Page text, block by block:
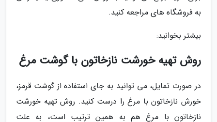
به فروشگاه های مراجعه کنید.
بیشتر بخوانید:
روش تهیه خورشت نازخاتون با گوشت مرغ
در صورت تمایل، می توانید به جای استفاده از گوشت قرمز،
خورش نازخاتون با مرغ را درست کنید. روش تهیه خورشت
نازخاتون با مرغ هم به همین ترتیب است، به علت